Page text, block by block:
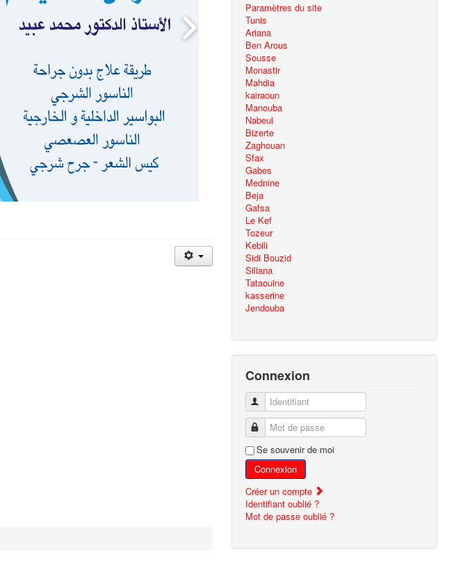
Paramètres du site
Tunis
Ariana
Ben Arous
Sousse
Monastir
Mahdia
kairaoun
Manouba
Nabeul
Bizerte
Zaghouan
Sfax
Gabes
Mednine
Beja
Gafsa
Le Kef
Tozeur
Kebili
Sidi Bouzid
Siliana
Tataouine
kasserine
Jendouba
Connexion
Identifiant
Mot de passe
Se souvenir de moi
Connexion
Créer un compte
Identifiant oublié ?
Mot de passe oublié ?